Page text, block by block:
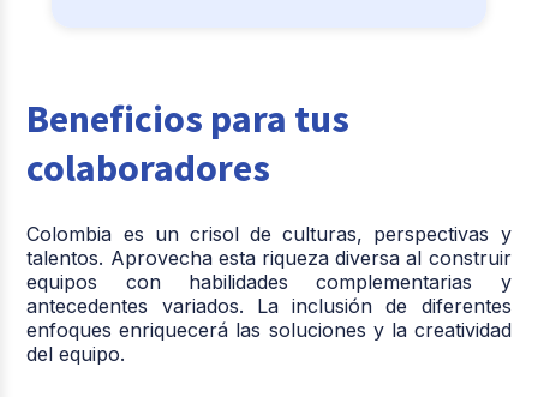
Beneficios para tus
colaboradores
Colombia es un crisol de culturas, perspectivas y
talentos. Aprovecha esta riqueza diversa al construir
equipos con habilidades complementarias y
antecedentes variados. La inclusión de diferentes
enfoques enriquecerá las soluciones y la creatividad
del equipo.